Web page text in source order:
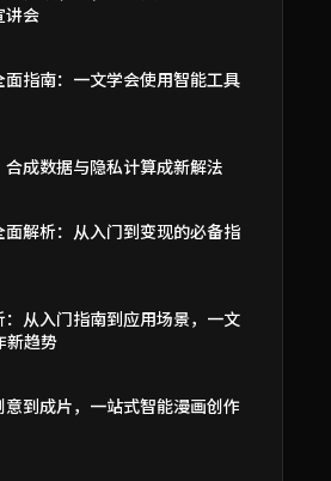
讲会
指南：一文学会使用智能工具
成数据与隐私计算成新解法
解析：从入门到变现的必备指
从入门指南到应用场景，一文
新趋势
到成片，一站式智能漫画创作